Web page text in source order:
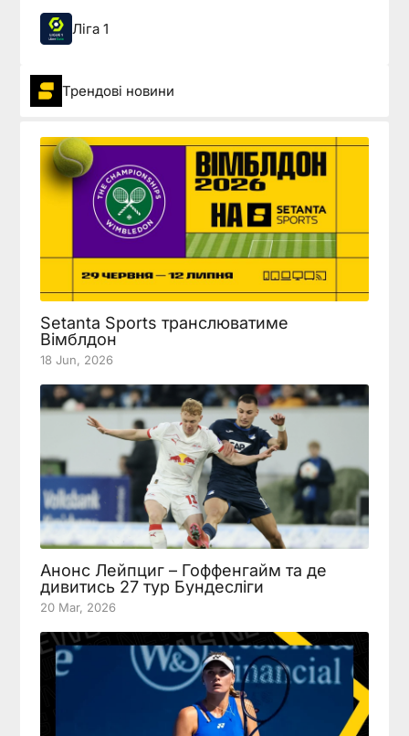
Ліга 1
Трендові новини
Setanta Sports транслюватиме
Вімблдон
18 Jun, 2026
Анонс Лейпциг – Гоффенгайм та де
дивитись 27 тур Бундесліги
20 Mar, 2026